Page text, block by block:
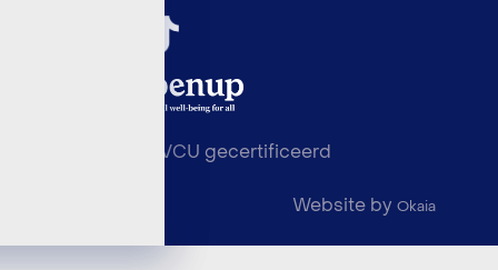
NEN 4400-1 en VCU gecertificeerd
Website byOkaia